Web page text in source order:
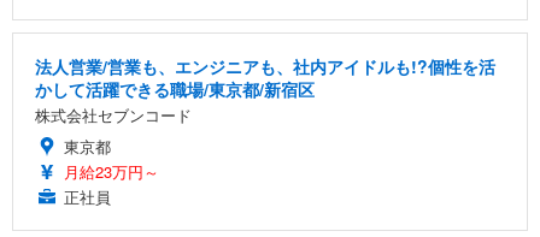
法人営業/営業も、エンジニアも、社内アイドルも!?個性を活
かして活躍できる職場/東京都/新宿区
株式会社セブンコード
東京都
月給23万円～
正社員